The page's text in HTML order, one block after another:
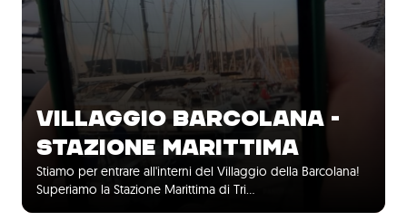
VILLAGGIO BARCOLANA -
STAZIONE MARITTIMA
Stiamo per entrare all'interni del Villaggio della Barcolana!
Superiamo la Stazione Marittima di Tri…